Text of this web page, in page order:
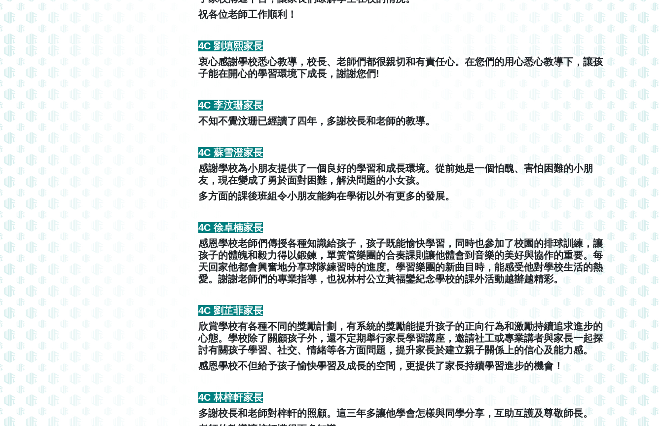
祝各位老師工作順利！
4C 劉填熙家長
衷心感謝學校悉心教導，校長、老師們都很親切和有責任心。在您們的用心悉心教導下，讓孩
子能在開心的學習環境下成長，謝謝您們!
4C 李汶珊家長
不知不覺汶珊已經讀了四年，多謝校長和老師的教導。
4C 蘇雪澄家長
感謝學校為小朋友提供了一個良好的學習和成長環境。從前她是一個怕醜、害怕困難的小朋
友，現在變成了勇於面對困難，解決問題的小女孩。
多方面的課後班組令小朋友能夠在學術以外有更多的發展。
4C 徐卓楠家長
感恩學校老師們傳授各種知識給孩子，孩子既能愉快學習，同時也參加了校園的排球訓練，讓
孩子的體魄和毅力得以鍛鍊，單簧管樂團的合奏課則讓他體會到音樂的美好與協作的重要。每
天回家他都會興奮地分享球隊練習時的進度。學習樂團的新曲目時，能感受他對學校生活的熱
愛。謝謝老師們的專業指導，也祝林村公立黃福鑾紀念學校的課外活動越辦越精彩。
4C 劉芷菲家長
欣賞學校有各種不同的獎勵計劃，有系統的獎勵能提升孩子的正向行為和激勵持續追求進步的
心態。學校除了關顧孩子外，還不定期舉行家長學習講座，邀請社工或專業講者與家長一起探
討有關孩子學習、社交、情緒等各方面問題，提升家長於建立親子關係上的信心及能力感。
感恩學校不但給予孩子愉快學習及成長的空間，更提供了家長持續學習進步的機會！
4C 林梓軒家長
多謝校長和老師對梓軒的照顧。這三年多讓他學會怎樣與同學分享，互助互護及尊敬師長。